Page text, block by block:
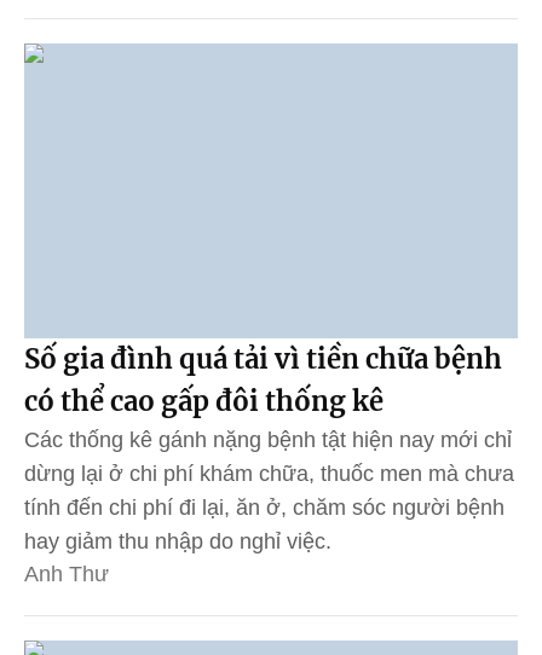
Số gia đình quá tải vì tiền chữa bệnh
có thể cao gấp đôi thống kê
Các thống kê gánh nặng bệnh tật hiện nay mới chỉ
dừng lại ở chi phí khám chữa, thuốc men mà chưa
tính đến chi phí đi lại, ăn ở, chăm sóc người bệnh
hay giảm thu nhập do nghỉ việc.
Anh Thư